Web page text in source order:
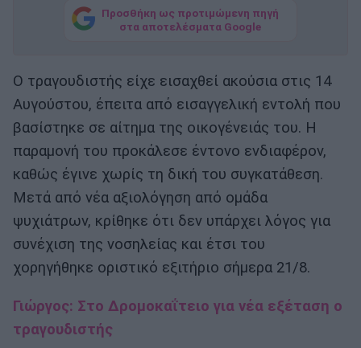
Προσθήκη ως προτιμώμενη πηγή
στα αποτελέσματα Google
Ο τραγουδιστής είχε εισαχθεί ακούσια στις 14
Αυγούστου, έπειτα από εισαγγελική εντολή που
βασίστηκε σε αίτημα της οικογένειάς του. Η
παραμονή του προκάλεσε έντονο ενδιαφέρον,
καθώς έγινε χωρίς τη δική του συγκατάθεση.
Μετά από νέα αξιολόγηση από ομάδα
ψυχιάτρων, κρίθηκε ότι δεν υπάρχει λόγος για
συνέχιση της νοσηλείας και έτσι του
χορηγήθηκε οριστικό εξιτήριο σήμερα 21/8.
Γιώργος: Στο Δρομοκαΐτειο για νέα εξέταση ο
τραγουδιστής